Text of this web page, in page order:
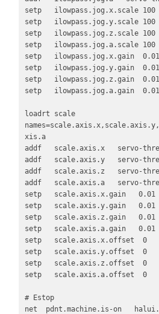
setp   ilowpass.jog.x.scale 100
setp   ilowpass.jog.y.scale 100
setp   ilowpass.jog.z.scale 100
setp   ilowpass.jog.a.scale 100
setp   ilowpass.jog.x.gain  0.01
setp   ilowpass.jog.y.gain  0.01
setp   ilowpass.jog.z.gain  0.01
setp   ilowpass.jog.a.gain  0.01
loadrt scale
xis.a
addf   scale.axis.x   servo-
addf   scale.axis.y   servo-
addf   scale.axis.z   servo-
addf   scale.axis.a   servo-
setp   scale.axis.x.gain   0.01
setp   scale.axis.y.gain   0.01
setp   scale.axis.z.gain   0.01
setp   scale.axis.a.gain   0.01
setp   scale.axis.x.offset  0
setp   scale.axis.y.offset  0
setp   scale.axis.z.offset  0
setp   scale.axis.a.offset  0
# Estop
net  pdnt.machine.is-on